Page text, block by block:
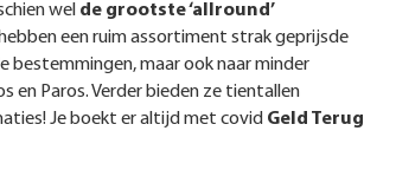
wel de grootste ‘allround’
een ruim assortiment strak geprijsde
bestemmingen, maar ook naar minder
en Paros. Verder bieden ze tientallen
Je boekt er altijd met covid Geld Terug